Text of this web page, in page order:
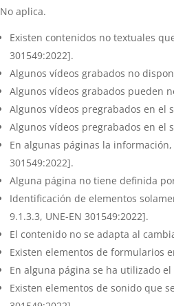
No aplica.
Existen contenidos no textuales
301549:2022].
Algunos vídeos grabados no
Algunos vídeos grabados pueden
Algunos vídeos pregrabados en el
Algunos vídeos pregrabados en el
En algunas páginas la
301549:2022].
Alguna página no tiene definida
Identificación de elementos
9.1.3.3, UNE-EN 301549:2022].
El contenido no se adapta al
Existen elementos de formularios
En alguna página se ha utilizado
Existen elementos de sonido que